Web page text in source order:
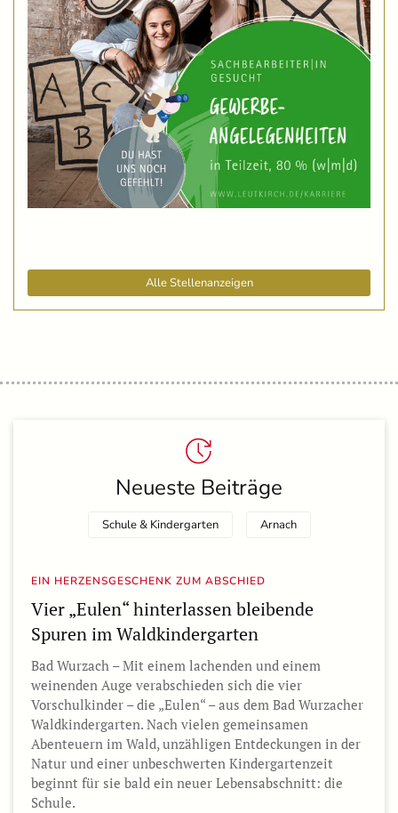
Alle Stellenanzeigen
Neueste Beiträge
Schule & Kindergarten Arnach
EIN HERZENSGESCHENK ZUM ABSCHIED
Vier „Eulen“ hinterlassen bleibende
Spuren im Waldkindergarten
Bad Wurzach – Mit einem lachenden und einem
weinenden Auge verabschieden sich die vier
Vorschulkinder – die „Eulen“ – aus dem Bad Wurzacher
Waldkindergarten. Nach vielen gemeinsamen
Abenteuern im Wald, unzähligen Entdeckungen in der
Natur und einer unbeschwerten Kindergartenzeit
beginnt für sie bald ein neuer Lebensabschnitt: die
Schule.